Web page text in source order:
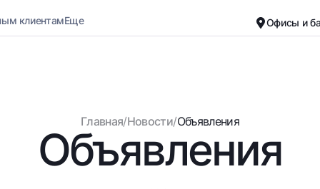
Вклады
Для всех
Карты
Бесплатные
клиентамЕще Офисы и
Черно-белая версия
Включить озвучивание
Главная/Новости/Объявления
Объявления